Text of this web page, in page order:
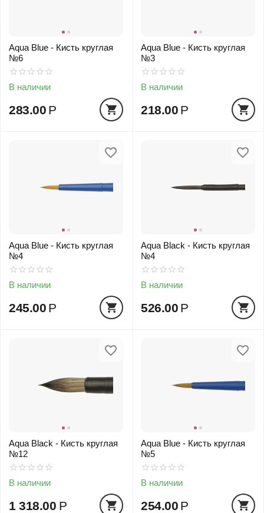
Aqua Blue - Кисть круглая
№6
В наличии
283.00 Р
Aqua Blue - Кисть круглая
№3
В наличии
218.00 Р
Aqua Blue - Кисть круглая
№4
В наличии
245.00 Р
Aqua Black - Кисть круглая
№4
В наличии
526.00 Р
Aqua Black - Кисть круглая
№12
В наличии
1 318.00 Р
Aqua Blue - Кисть круглая
№5
В наличии
254.00 Р